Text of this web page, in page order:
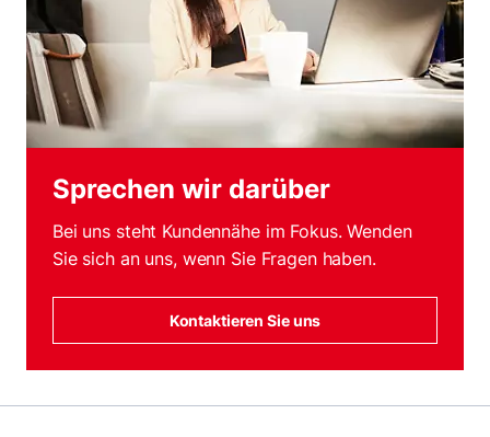
Sprechen wir darüber
Bei uns steht Kundennähe im Fokus. Wenden
Sie sich an uns, wenn Sie Fragen haben.
Kontaktieren Sie uns